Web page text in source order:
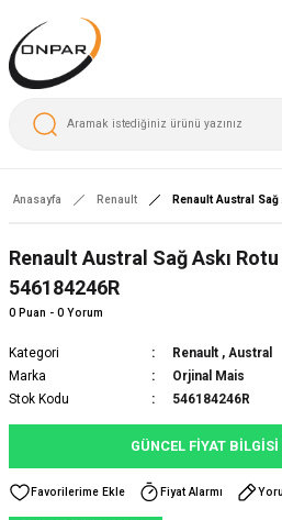
Anasayfa Renault Renault Austral Sağ
Renault Austral Sağ Askı
546184246R
0 Puan - 0 Yorum
Kategori Renault , Austral
Marka
Orjinal Mais
Stok Kodu
546184246R
GÜNCEL FİYAT BİLGİSİ
Fiyat Alarmı